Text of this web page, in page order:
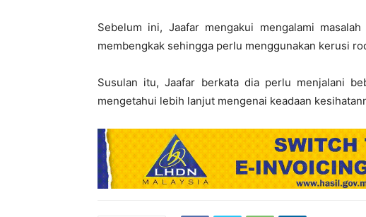
Sebelum ini, Jaafar mengakui mengalami
membengkak sehingga perlu menggunakan kerusi
Susulan itu, Jaafar berkata dia perlu menjalani
mengetahui lebih lanjut mengenai keadaan